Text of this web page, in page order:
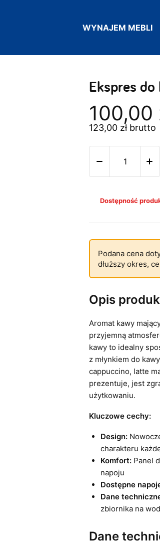
WYNAJEM MEBLI
Ekspres
100,00
123,00 złbrutto
Dostępność
Podana cena
dłuższy okres,
Opis
Aromat kawy
przyjemną
kawy to idealny
z młynkiem do
cappuccino, latte
prezentuje, jest
użytkowaniu.
Kluczowe cechy:
Design:
charakteru
Komfort:Panel
napoju
Dostępne
Dane
zbiornika na
Dane